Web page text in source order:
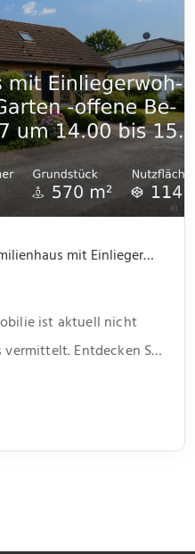
Nicht mehr verfügbar: Einfamilienhaus mit Einliegerwohnung, Garage, Garten -offene Besichtigung 31.07 um 14.00 bis 15.30
ist aktuell nicht
Entdecken Sie